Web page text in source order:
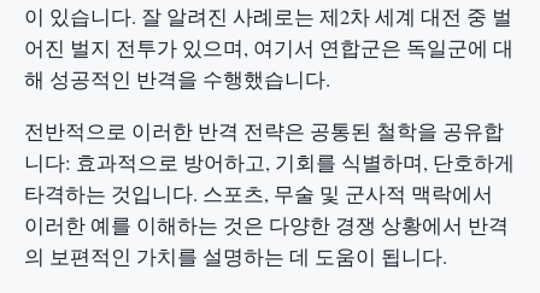
이 있습니다. 잘 알려진 사례로는 제2차 세계 대전 중 벌
어진 벌지 전투가 있으며, 여기서 연합군은 독일군에 대
해 성공적인 반격을 수행했습니다.
전반적으로 이러한 반격 전략은 공통된 철학을 공유합
니다: 효과적으로 방어하고, 기회를 식별하며, 단호하게
타격하는 것입니다. 스포츠, 무술 및 군사적 맥락에서
이러한 예를 이해하는 것은 다양한 경쟁 상황에서 반격
의 보편적인 가치를 설명하는 데 도움이 됩니다.